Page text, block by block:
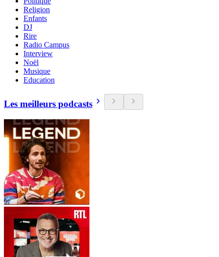
Religion
Enfants
DJ
Rire
Radio Campus
Interview
Noël
Musique
Education
Les meilleurs podcasts